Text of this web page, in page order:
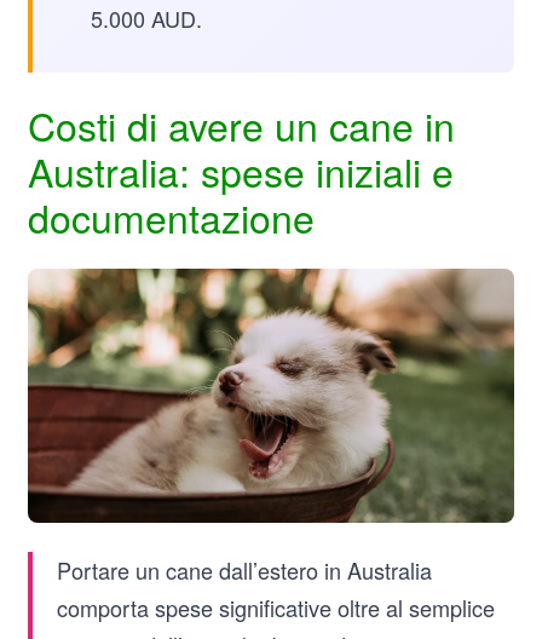
5.000 AUD.
Costi di avere un cane in
Australia: spese iniziali e
documentazione
Portare un cane dall’estero in Australia
comporta spese significative oltre al semplice